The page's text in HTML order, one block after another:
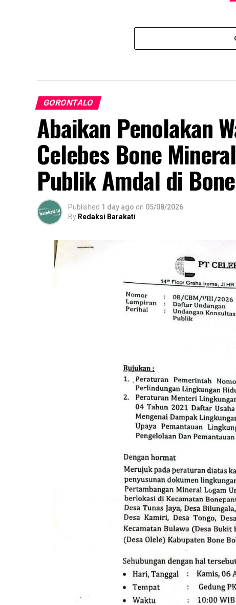
GORONTALO
Abaikan Penolakan
Celebes Bone
Publik Amdal di
Published 1 day ago on 05/08/2026
By Redaksi Barakati